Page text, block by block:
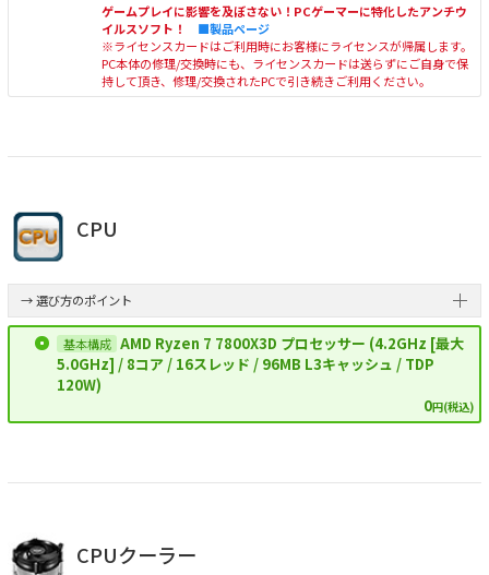
ゲームプレイに影響を及ぼさない！PCゲーマーに特化したアンチウ
イルスソフト！
■製品ページ
※ライセンスカードはご利用時にお客様にライセンスが帰属します。
PC本体の修理/交換時にも、ライセンスカードは送らずにご自身で保
持して頂き、修理/交換されたPCで引き続きご利用ください。
CPU
→ 選び方のポイント
AMD Ryzen 7 7800X3D プロセッサー (4.2GHz [最大
5.0GHz] / 8コア / 16スレッド / 96MB L3キャッシュ / TDP
120W)
0円(税込)
CPUクーラー